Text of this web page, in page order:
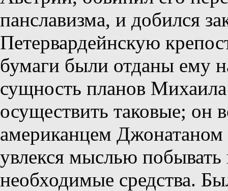
панславизма, и добился
Петервардейнскую
бумаги были отданы ему
сущность планов
осуществить таковые; он
американцем
увлекся мыслью
необходимые средства.